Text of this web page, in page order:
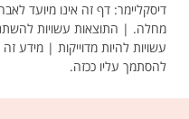
דיסקליימר: דף זה אינו מיועד
מחלה. | התוצאות עשויות להשתנות
עשויות להיות מדוייקות | מידע זה
להסתמך עליו ככזה.